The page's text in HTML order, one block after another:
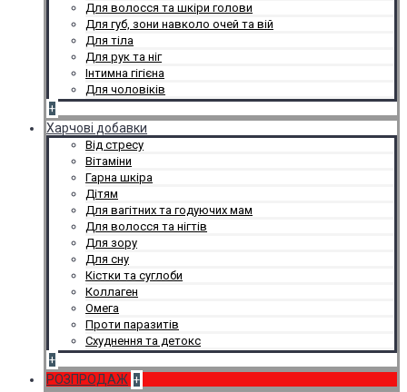
Для волосся та шкіри голови
Для губ, зони навколо очей та вій
Для тіла
Для рук та ніг
Інтимна гігієна
Для чоловіків
+
Харчові добавки
Від стресу
Вітаміни
Гарна шкіра
Дітям
Для вагітних та годуючих мам
Для волосся та нігтів
Для зору
Для сну
Кістки та суглоби
Коллаген
Омега
Проти паразитів
Схуднення та детокс
+
РОЗПРОДАЖ +